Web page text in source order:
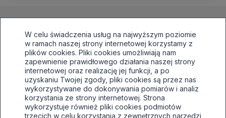
W celu świadczenia usług na najwyższym poziomie
w ramach naszej strony internetowej korzystamy z
plików cookies. Pliki cookies umożliwiają nam
zapewnienie prawidłowego działania naszej strony
internetowej oraz realizację jej funkcji, a po
uzyskaniu Twojej zgody, pliki cookies są przez nas
wykorzystywane do dokonywania pomiarów i analiz
korzystania ze strony internetowej. Strona
wykorzystuje również pliki cookies podmiotów
trzecich w celu korzystania z zewnętrznych narzędzi
33 496 81 64,awaryjnie515030138
sekretariat@tuwim.edu.pl
Bielsko-Biała, ul.Filarowa 52